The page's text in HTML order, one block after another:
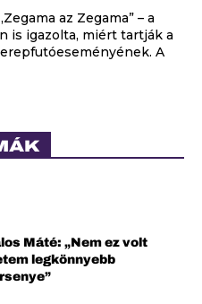
az Zegama” – a
is igazolta, miért tartják a
A
Máté: „Nem ez volt
legkönnyebb